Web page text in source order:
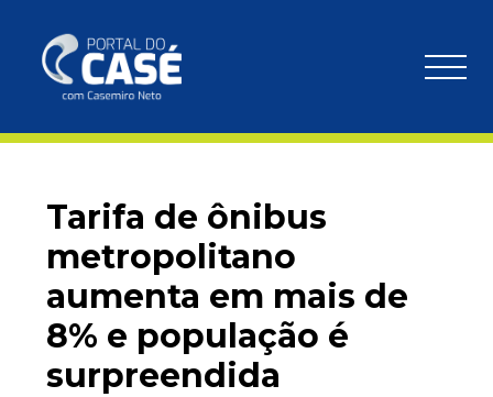
Tarifa de ônibus
metropolitano
aumenta em mais de
8% e população é
surpreendida